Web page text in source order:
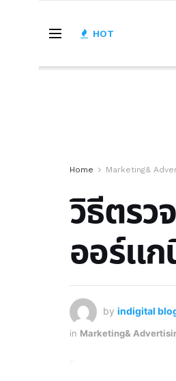
HOT
Home Marketing&
วิธีตรว
ออร์แ
by indigital
in Marketing&